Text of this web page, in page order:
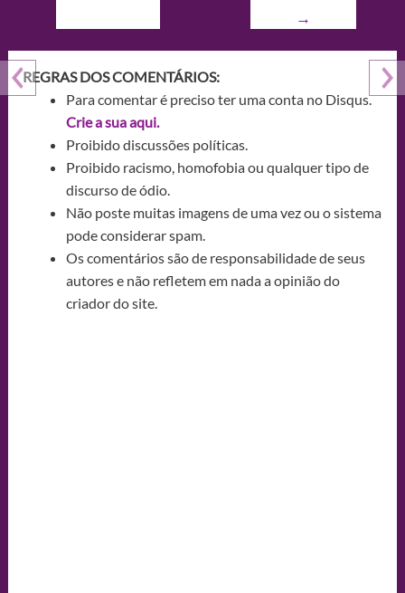
→
REGRAS DOS COMENTÁRIOS:
Para comentar é preciso ter uma conta no Disqus.
Crie a sua aqui.
Proibido discussões políticas.
Proibido racismo, homofobia ou qualquer tipo de
discurso de ódio.
Não poste muitas imagens de uma vez ou o sistema
pode considerar spam.
Os comentários são de responsabilidade de seus
autores e não refletem em nada a opinião do
criador do site.